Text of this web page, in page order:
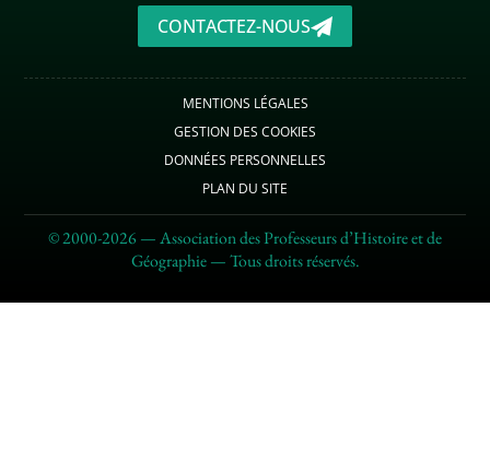
CONTACTEZ-NOUS
MENTIONS LÉGALES
GESTION DES COOKIES
DONNÉES PERSONNELLES
PLAN DU SITE
© 2000-2026 — Association des Professeurs d’Histoire et de
Géographie — Tous droits réservés.